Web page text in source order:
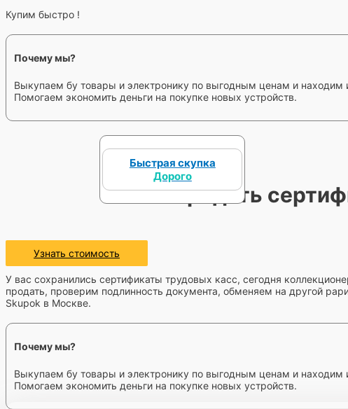
Купим быстро !
Почему мы?
Выкупаем бу товары и электронику по выгодным ценам и находим
Помогаем экономить деньги на покупке новых устройств.
Быстрая скупка
Дорого
Продать
Узнать стоимость
У вас сохранились сертификаты трудовых касс, сегодня
продать, проверим подлинность документа, обменяем на другой
Skupok в Москве.
Почему мы?
Выкупаем бу товары и электронику по выгодным ценам и находим
Помогаем экономить деньги на покупке новых устройств.